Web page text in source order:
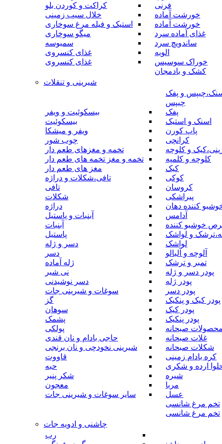
فرنی
خورشت آماده
خورشت آماده
غذای آماده سرد
ساندویچ سرد
الویه
خوراک سوسیس
کشک و بادمجان
کراکت و کوردن بلو
خلال سیب زمینی
استیک و فیله مرغ سوخاری
میگو سوخاری
سمبوسه
غذای کنسروی
غذای کنسروی
شیرینی و تنقلات
و پفک
چیپس
پفک
اسنک و استیک
پاپ کورن
کرانچی
و کلوچه
کلوچه و کلمپه
کیک
کوکی
کروسان
پیراشکی
کننده دهان
آدامس
خوشبو کننده
و لواشک
لواشک
آلوچه و آلبالو
تمبر و ترشک
پودر دسر و ژله
پودر ژله
پودر دسر
پودر کیک و پنکیک
پودر کیک
پودر پنکیک
محصولات صبحانه
غلات صبحانه
شکلات صبحانه
کره بادام زمینی
ارده و شکری
شیره
مربا
عسل
تخم مرغ شانسی
تخم مرغ شانسی
بیسکوئیت و ویفر
بیسکوئیت
ویفر و میشکا
چوب شور
تخمه و مغزهای طعم دار
تخمه و مغز تخمه های طعم دار
مغز های طعم دار
تافی،شکلات و دراژه
تافی
شکلات
دراژه
آبنبات و پاستیل
آبنبات
پاستیل
دسر و ژله
دسر
ژله آماده
نی شیر
دسر نوشیدنی
سوغات و شیرینی جات
گز
سوهان
پشمک
پولکی
حاجی بادام و نان قندی
شیرینی نخودچی و نان برنجی
قاووت
حبه
شکر پنیر
معجون
سایر سوغات و شیرینی جات
چاشنی و ادویه جات
رب